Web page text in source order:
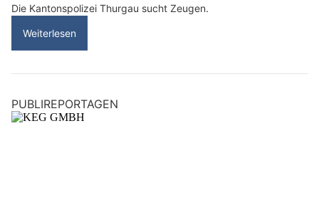
Die Kantonspolizei Thurgau sucht Zeugen.
Weiterlesen
PUBLIREPORTAGEN